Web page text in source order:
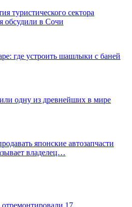
туристического сектора
обсудили в Сочи
где устроить шашлыки с баней
одну из древнейших в мире
японские автозапчасти
владелец…
17